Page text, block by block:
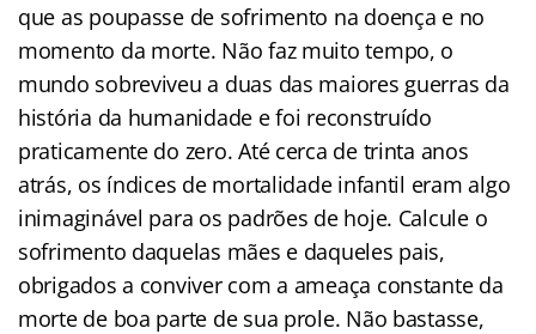
que as poupasse de sofrimento na doença e no
momento da morte. Não faz muito tempo, o
mundo sobreviveu a duas das maiores guerras da
história da humanidade e foi reconstruído
praticamente do zero. Até cerca de trinta anos
atrás, os índices de mortalidade infantil eram algo
inimaginável para os padrões de hoje. Calcule o
sofrimento daquelas mães e daqueles pais,
obrigados a conviver com a ameaça constante da
morte de boa parte de sua prole. Não bastasse,